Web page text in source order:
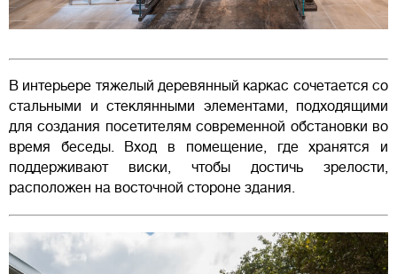
В интерьере тяжелый деревянный каркас сочетается со
стальными и стеклянными элементами, подходящими
для создания посетителям современной обстановки во
время беседы. Вход в помещение, где хранятся и
поддерживают виски, чтобы достичь зрелости,
расположен на восточной стороне здания.